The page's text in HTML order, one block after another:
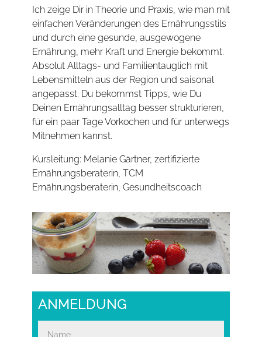
Ich zeige Dir in Theorie und Praxis, wie man mit
einfachen Veränderungen des Ernährungsstils
und durch eine gesunde, ausgewogene
Ernährung, mehr Kraft und Energie bekommt.
Absolut Alltags- und Familientauglich mit
Lebensmitteln aus der Region und saisonal
angepasst. Du bekommst Tipps, wie Du
Deinen Ernährungsalltag besser strukturieren,
für ein paar Tage Vorkochen und für unterwegs
Mitnehmen kannst.
Kursleitung: Melanie Gärtner, zertifizierte
Ernährungsberaterin, TCM
Ernährungsberaterin, Gesundheitscoach
ANMELDUNG